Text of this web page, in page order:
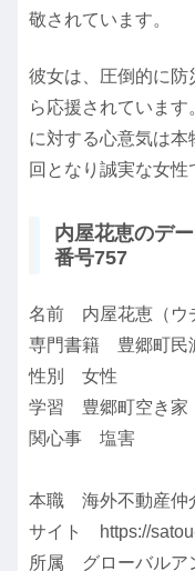
敬されています。
彼女は、圧倒的に防
ら応援されていま
に対する心意気は
回となり誠実な女性
内屋花恵のデ
番号757
名前 内屋花恵（ウ
専門書籍 豊郷町民
性別 女性
学習 豊郷町空き家
関心事 塩害
本職 海外不動産仲
サイト https://
所属 グローバルア